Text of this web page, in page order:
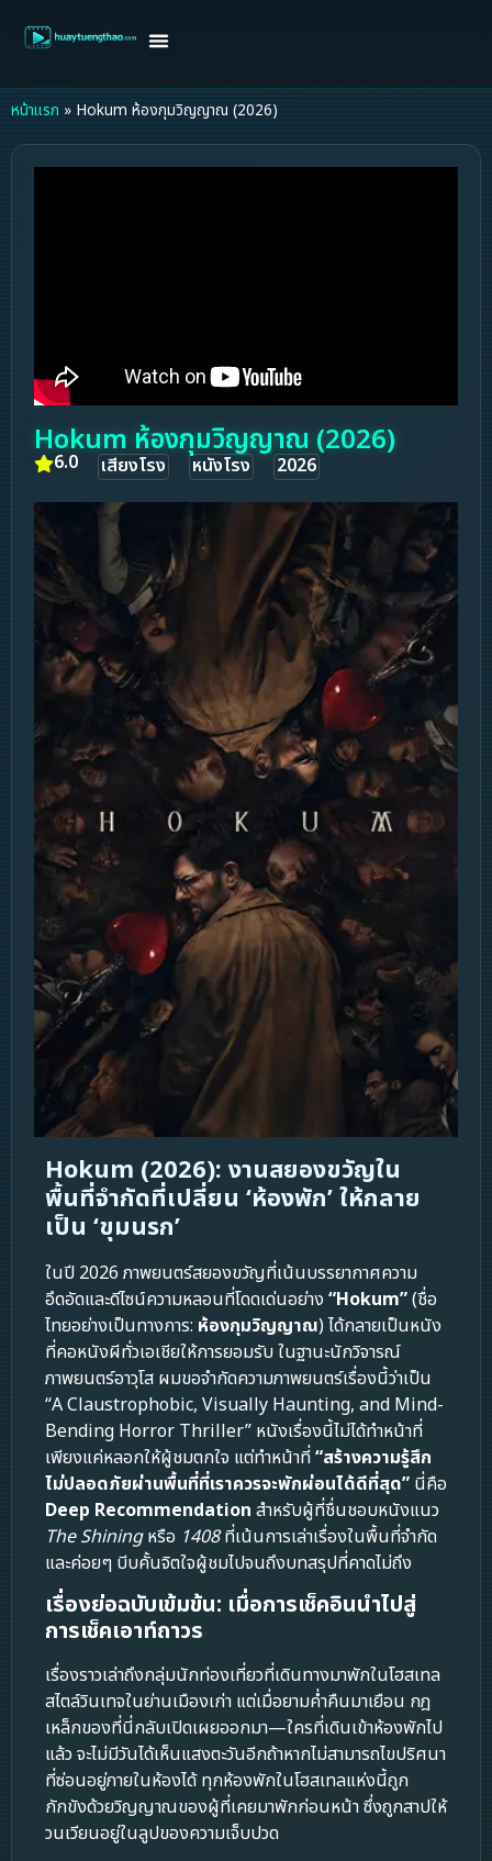
หน้าแรก » Hokum ห้องกุมวิญญาณ (2026)
Hokum ห้องกุมวิญญาณ (2026)
6.0 เสียงโรง หนังโรง 2026
Hokum (2026): งานสยองขวัญใน
พื้นที่จำกัดที่เปลี่ยน ‘ห้องพัก’ ให้กลาย
เป็น ‘ขุมนรก’
ในปี 2026 ภาพยนตร์สยองขวัญที่เน้นบรรยากาศความ
อึดอัดและดีไซน์ความหลอนที่โดดเด่นอย่าง “Hokum”(ชื่อ
ไทยอย่างเป็นทางการ: ห้องกุมวิญญาณ) ได้กลายเป็นหนัง
ที่คอหนังผีทั่วเอเชียให้การยอมรับ ในฐานะนักวิจารณ์
ภาพยนตร์อาวุโส ผมขอจำกัดความภาพยนตร์เรื่องนี้ว่าเป็น
“A Claustrophobic, Visually Haunting, and Mind-
Bending Horror Thriller” หนังเรื่องนี้ไม่ได้ทำหน้าที่
เพียงแค่หลอกให้ผู้ชมตกใจ แต่ทำหน้าที่“สร้างความรู้สึก
ไม่ปลอดภัยผ่านพื้นที่ที่เราควรจะพักผ่อนได้ดีที่สุด” นี่คือ
Deep Recommendation สำหรับผู้ที่ชื่นชอบหนังแนว
The Shiningหรือ 1408ที่เน้นการเล่าเรื่องในพื้นที่จำกัด
และค่อยๆ บีบคั้นจิตใจผู้ชมไปจนถึงบทสรุปที่คาดไม่ถึง
เรื่องย่อฉบับเข้มข้น: เมื่อการเช็คอินนำไปสู่
การเช็คเอาท์ถาวร
เรื่องราวเล่าถึงกลุ่มนักท่องเที่ยวที่เดินทางมาพักในโฮสเทล
สไตล์วินเทจในย่านเมืองเก่า แต่เมื่อยามค่ำคืนมาเยือน กฎ
เหล็กของที่นี่กลับเปิดเผยออกมา—ใครที่เดินเข้าห้องพักไป
แล้ว จะไม่มีวันได้เห็นแสงตะวันอีกถ้าหากไม่สามารถไขปริศนา
ที่ซ่อนอยู่ภายในห้องได้ ทุกห้องพักในโฮสเทลแห่งนี้ถูก
กักขังด้วยวิญญาณของผู้ที่เคยมาพักก่อนหน้า ซึ่งถูกสาปให้
วนเวียนอยู่ในลูปของความเจ็บปวด